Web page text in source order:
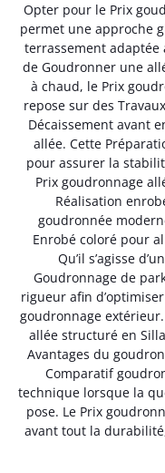
Opter pour le Prix
permet une approche
terrassement
de Goudronner une
à chaud, le Prix
repose sur des
Décaissement avant
allée. Cette
pour assurer la
Prix goudronnage
Réalisation
goudronnée
Enrobé coloré pour
Qu’il s’agisse
Goudronnage de
rigueur afin
goudronnage
allée structuré en
Avantages du
Comparatif
technique lorsque la
pose. Le Prix
avant tout la